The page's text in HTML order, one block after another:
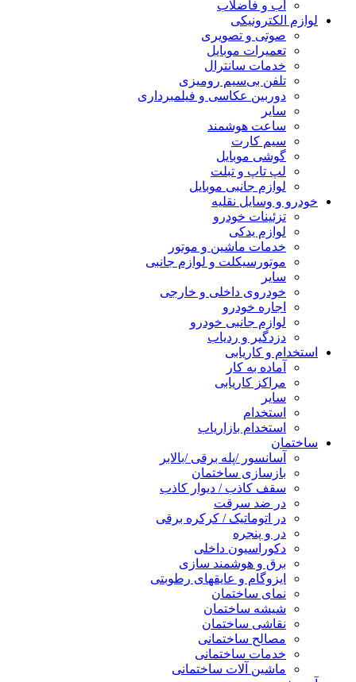
آب و فاضلاب
لوازم الکترونیکی
صوتی و تصویری
تعمیرات موبایل
خدمات سانترال
تلفن بی‌سیم رومیزی
دوربین عکاسی و فیلمبرداری
سایر
ساعت هوشمند
سیم کارت
گوشی موبایل
لپ تاپ و تبلت
لوازم جانبی موبایل
خودرو و وسایل نقلیه
تزئینات خودرو
لوازم یدکی
خدمات ماشین و موتور
موتورسیکلت و لوازم جانبی
سایر
خودروی داخلی و خارجی
اجاره خودرو
لوازم جانبی خودرو
دزدگیر و ردیاب
استخدام و کاریابی
آماده به کار
مراکز کاریابی
سایر
استخدام
استخدام بازاریاب
ساختمان
آسانسور /پله برقی /بالابر
بازسازی ساختمان
سقف کاذب / دیوار کاذب
در ضد سرقت
در اتوماتیک / کرکره برقی
در و پنجره
دکوراسیون داخلی
برق و هوشمند سازی
ایزوگام و عایقهای رطوبتی
نمای ساختمان
شیشه ساختمان
نقاشی ساختمان
مصالح ساختمانی
خدمات ساختمانی
ماشین آلات ساختمانی